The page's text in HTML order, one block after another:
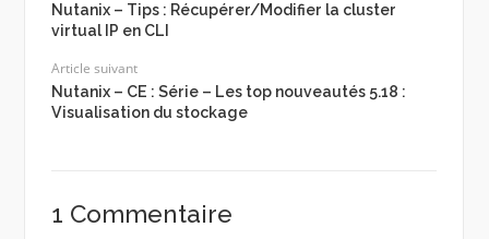
Nutanix – Tips : Récupérer/Modifier la cluster
virtual IP en CLI
Article suivant
Nutanix – CE : Série – Les top nouveautés 5.18 :
Visualisation du stockage
1 Commentaire